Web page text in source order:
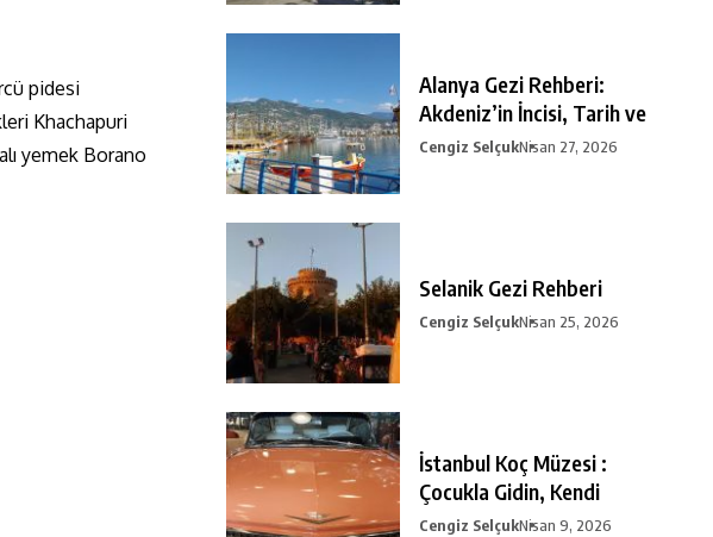
pidesi
Khachapuri
yemek Borano
Alanya Gezi Rehberi:
Akdeniz’in İncisi, Tarih ve
Cengiz SelçukNisan 27, 2026
Selanik Gezi Rehberi
Cengiz SelçukNisan 25, 2026
İstanbul Koç Müzesi :
Çocukla Gidin, Kendi
Cengiz SelçukNisan 9, 2026